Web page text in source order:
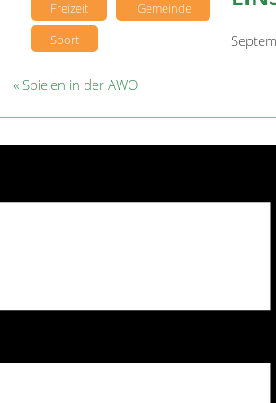
Freizeit
Gemeinde
Sport
« Spielen in der AWO